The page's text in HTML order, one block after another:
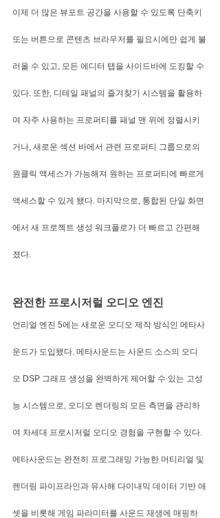
이제 더 많은 뷰포트 공간을 사용할 수 있도록 단축키
또는 버튼으로 콘텐츠 브라우저를 필요시에만 쉽게 불
러올 수 있고, 모든 에디터 탭을 사이드바에 도킹할 수
있다. 또한, 디테일 패널의 즐겨찾기 시스템을 활용하
여 자주 사용하는 프로퍼티를 패널 맨 위에 정렬시키
거나, 새로운 섹션 바에서 관련 프로퍼티 그룹으로의
원클릭 액세스가 가능해져 원하는 프로퍼티에 빠르게
액세스할 수 있게 됐다. 마지막으로, 통합된 단일 화면
에서 새 프로젝트 생성 워크플로가 더 빠르고 간편해
졌다.
완전한 프로시저럴 오디오 엔진
언리얼 엔진 5에는 새로운 오디오 제작 방식인 메타사
운드가 도입됐다. 메타사운드는 사운드 소스의 오디
오 DSP 그래프 생성을 완벽하게 제어할 수 있는 고성
능 시스템으로, 오디오 렌더링의 모든 측면을 관리하
여 차세대 프로시저럴 오디오 경험을 구현할 수 있다.
메타사운드는 완전히 프로그래밍 가능한 머티리얼 및
렌더링 파이프라인과 유사해 다이내믹 데이터 기반 애
셋을 비롯해 게임 파라미터를 사운드 재생에 매핑하